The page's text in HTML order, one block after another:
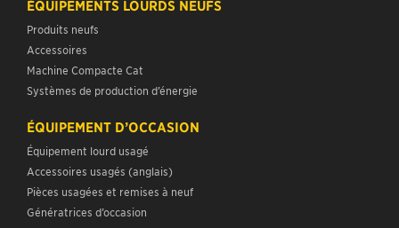
Accessoires
Machine Compacte Cat
Systèmes de production d’énergie
ÉQUIPEMENT D’OCCASION
Accessoires usagés (anglais)
Pièces usagées et remises à neuf
Génératrices d’occasion
Chariots élévateurs d’occasion